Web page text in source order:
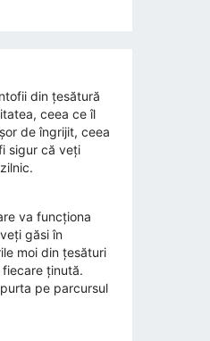
din țesătură
ceea ce îl
de îngrijit, ceea
sigur că veți
va funcționa
găsi în
moi din țesături
ținută.
pe parcursul